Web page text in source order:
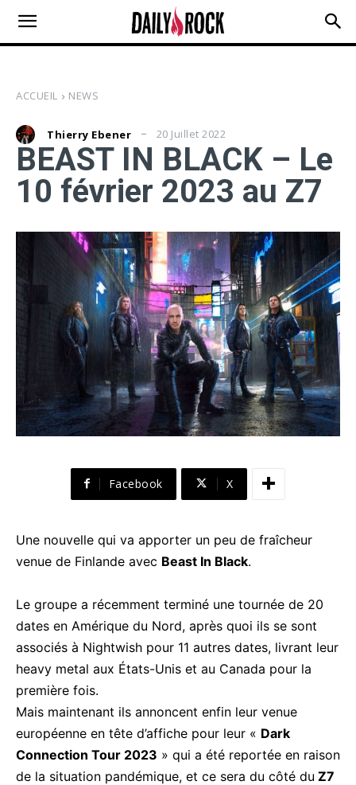
ACCUEIL NEWS
Thierry Ebener 20 Juillet 2022
BEAST IN BLACK – Le
10 février 2023 au Z7
Facebook X
Une nouvelle qui va apporter un peu de fraîcheur
venue de Finlande avec Beast In Black.
Le groupe a récemment terminé une tournée de 20
dates en Amérique du Nord, après quoi ils se sont
associés à Nightwish pour 11 autres dates, livrant leur
heavy metal aux États-Unis et au Canada pour la
première fois.
Mais maintenant ils annoncent enfin leur venue
européenne en tête d’affiche pour leur « Dark
Connection Tour 2023 » qui a été reportée en raison
de la situation pandémique, et ce sera du côté du Z7